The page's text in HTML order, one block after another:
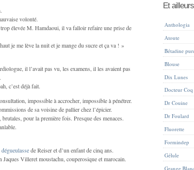
volonté.
élevée M. Hamdaoui, il va falloir refaire une prise de
je me lève la nuit et je mange du sucre et ça va ! »
il l’avait pas vu, les examens, il les avaient pas
c’est déjà fait.
impossible à accrocher, impossible à pénétrer.
de sa voisine de pallier chez l’épicier.
pour la première fois. Presque des menaces.
de Reiser et d’un enfant de cinq ans.
Jaques Villeret moustachu, couperosique et marocain.
Et
Anthologia
Atoute
Bétadine
Blouse
Dix Lunes
Docteur Coq
Dr Couine
Dr Foulard
Fluorette
Formindep
Gélule
Grange